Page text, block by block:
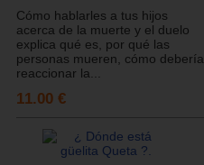
Cómo hablarles a tus hijos
acerca de la muerte y el duelo
explica qué es, por qué las
personas mueren, cómo debería
reaccionar la...
11.00 €